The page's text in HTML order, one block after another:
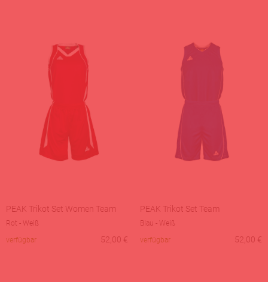
PEAK Trikot Set Women Team
Rot - Weiß
verfügbar
52,00 €
PEAK Trikot Set Team
Blau - Weiß
verfügbar
52,00 €